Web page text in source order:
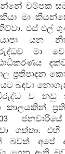
චම්පක
මා
එස් එල්
යන
මා
ප්‍රතිපාදන
බඳවා
විරුද්ධ ව නඩු
ගත්තා. එහි
අපේ